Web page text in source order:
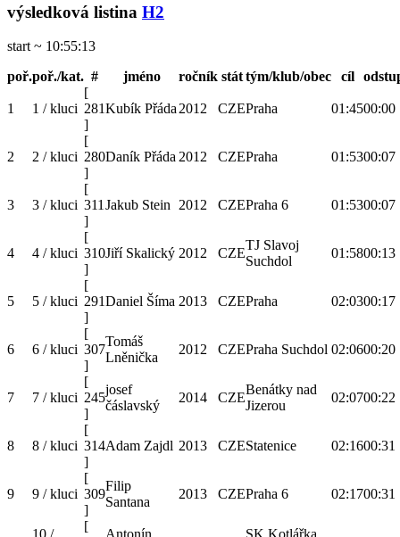
výsledková listina H2
start ~ 10:55:13
poř.poř./kat. # jméno ročník stát tým/klub/obec cíl
1 1 / kluci
[
281
]
Kubík Přáda 2012 CZEPraha 01:4500:00
2 2 / kluci
[
280
]
Daník Přáda 2012 CZEPraha 01:5300:07
3 3 / kluci
[
311
]
Jakub Stein 2012 CZEPraha 6 01:5300:07
4 4 / kluci
[
310
]
Jiří Skalický 2012 CZE
TJ Slavoj
Suchdol
01:5800:13
5 5 / kluci
[
291
]
Daniel Šíma 2013 CZEPraha 02:0300:17
6 6 / kluci
[
307
]
Tomáš
Lněnička
2012 CZEPraha Suchdol 02:0600:20
7 7 / kluci
[
245
]
josef
čáslavský
2014 CZE
Benátky nad
Jizerou
02:0700:22
8 8 / kluci
[
314
]
Adam Zajdl 2013 CZEStatenice 02:1600:31
9 9 / kluci
[
309
]
Filip
Santana
2013 CZEPraha 6 02:1700:31
[